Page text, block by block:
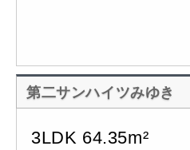
第二サンハイツみゆき
3LDK 64.35m²